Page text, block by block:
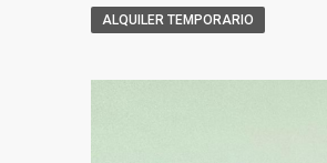
ALQUILER TEMPORARIO